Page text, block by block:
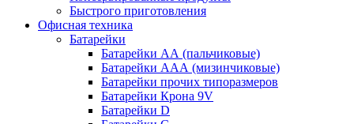
Быстрого приготовления
Офисная техника
Батарейки
Батарейки АА (пальчиковые)
Батарейки ААА (мизинчиковые)
Батарейки прочих типоразмеров
Батарейки Крона 9V
Батарейки D